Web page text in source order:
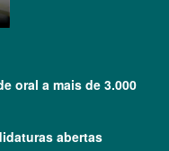
oral a mais de 3.000
abertas